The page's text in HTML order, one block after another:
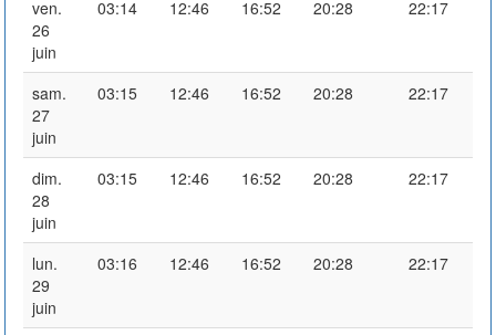
ven.
26
juin
03:14 12:46 16:52 20:28 22:17
sam.
27
juin
03:15 12:46 16:52 20:28 22:17
dim.
28
juin
03:15 12:46 16:52 20:28 22:17
lun.
29
juin
03:16 12:46 16:52 20:28 22:17